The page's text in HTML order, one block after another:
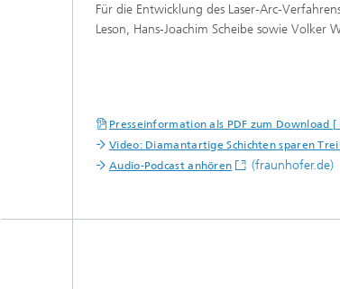
Für die Entwicklung des Laser-Arc-
Leson, Hans-Joachim Scheibe sowie Volker
Presseinformation als PDF zum Download [
Video: Diamantartige Schichten sparen
Audio-Podcast anhören (fraunhofer.de)